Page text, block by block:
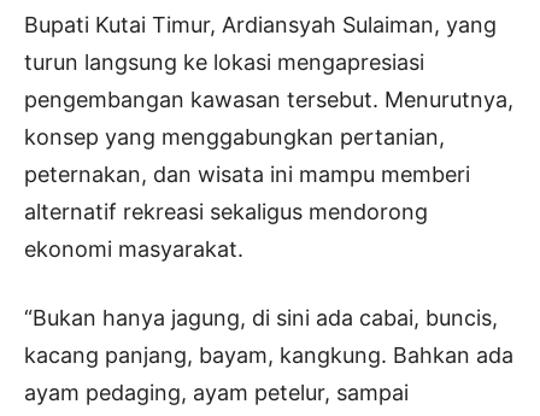
Bupati Kutai Timur, Ardiansyah Sulaiman, yang
turun langsung ke lokasi mengapresiasi
pengembangan kawasan tersebut. Menurutnya,
konsep yang menggabungkan pertanian,
peternakan, dan wisata ini mampu memberi
alternatif rekreasi sekaligus mendorong
ekonomi masyarakat.
“Bukan hanya jagung, di sini ada cabai, buncis,
kacang panjang, bayam, kangkung. Bahkan ada
ayam pedaging, ayam petelur, sampai